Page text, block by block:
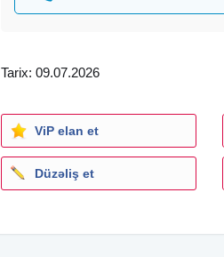
• Sürətli karyera yüksəlişi imkanı
mail ünvanına göndərmələri xahiş
Tarix: 09.07.2026
ViP elan et
Düzəliş et